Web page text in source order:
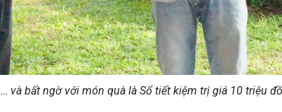
… và bất ngờ với món quà là Sổ tiết kiệm trị giá 10 triệu